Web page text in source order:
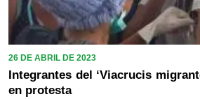
26 DE ABRIL DE 2023
Integrantes del ‘Viacrucis
en protesta